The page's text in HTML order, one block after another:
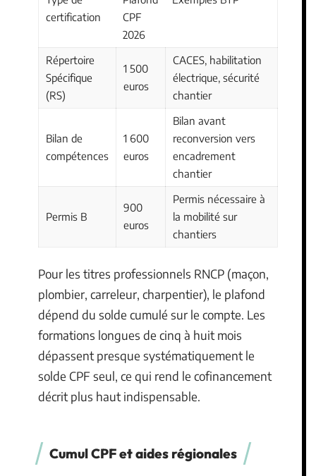
certification
CPF
2026
Répertoire
Spécifique
(RS)
1 500
euros
CACES, habilitation
électrique, sécurité
chantier
Bilan de
compétences
1 600
euros
Bilan avant
reconversion vers
encadrement
chantier
Permis B
900
euros
Permis nécessaire à
la mobilité sur
chantiers
Pour les titres professionnels RNCP (maçon,
plombier, carreleur, charpentier), le plafond
dépend du solde cumulé sur le compte. Les
formations longues de cinq à huit mois
dépassent presque systématiquement le
solde CPF seul, ce qui rend le cofinancement
décrit plus haut indispensable.
Cumul CPF et aides régionales